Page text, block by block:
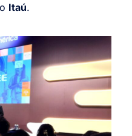
Itaú.